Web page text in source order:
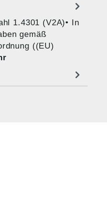
1.4301 (V2A)• In
gemäß
((EU)